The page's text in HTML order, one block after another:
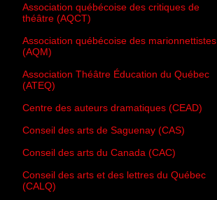
Association québécoise des critiques de
théâtre (AQCT)
Association québécoise des marionnettistes
(AQM)
Association Théâtre Éducation du Québec
(ATEQ)
Centre des auteurs dramatiques (CEAD)
Conseil des arts de Saguenay (CAS)
Conseil des arts du Canada (CAC)
Conseil des arts et des lettres du Québec
(CALQ)